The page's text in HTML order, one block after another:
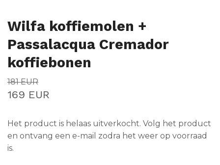
Wilfa koffiemolen +
Passalacqua Cremador
koffiebonen
181 EUR
169 EUR
Het product is helaas uitverkocht. Volg het product
en ontvang een e-mail zodra het weer op voorraad
is.